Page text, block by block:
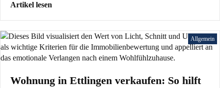
Artikel lesen
Allgemein
Wohnung in Ettlingen verkaufen: So hilft